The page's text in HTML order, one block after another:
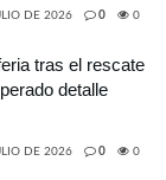
DE 2026 0 0
tras el rescate
detalle
DE 2026 0 0